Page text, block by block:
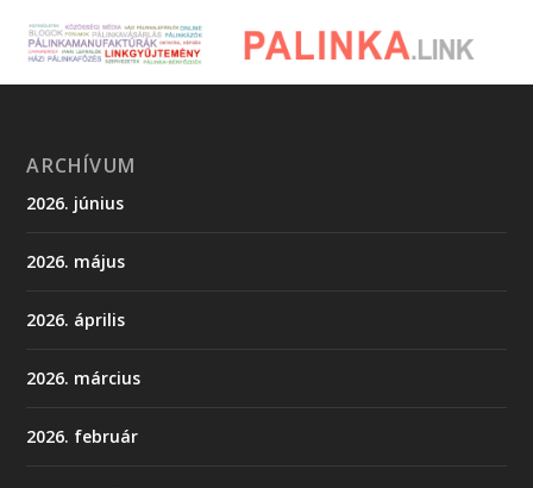
ARCHÍVUM
2026. június
2026. május
2026. április
2026. március
2026. február